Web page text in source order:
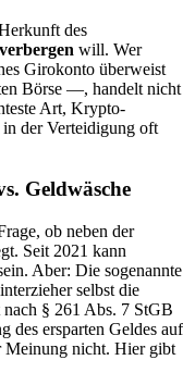
des
will. Wer
Girokonto überweist
Börse —, handelt nicht
Art, Krypto-
der Verteidigung oft
Geldwäsche
ob neben der
Seit 2021 kann
Aber: Die sogenannte
selbst die
§ 261 Abs. 7 StGB
des ersparten Geldes auf
Meinung nicht. Hier gibt